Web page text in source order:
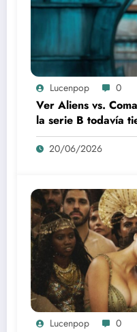
Lucenpop 0
Ver Aliens vs.
la serie B todavía
20/06/2026
Lucenpop 0